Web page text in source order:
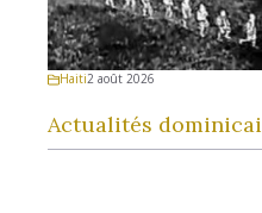
Haiti2 août 2026
Actualités